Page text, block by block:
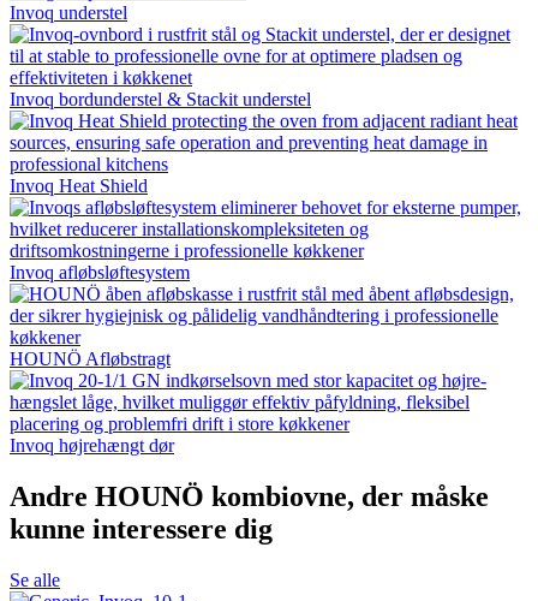
Invoq understel
Invoq bordunderstel & Stackit understel
Invoq Heat Shield
Invoq afløbsløftesystem
HOUNÖ Afløbstragt
Invoq højrehængt dør
Andre HOUNÖ kombiovne, der måske
kunne interessere dig
Se alle